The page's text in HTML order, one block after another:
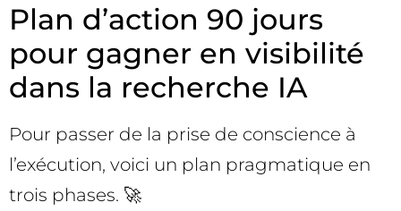
Plan d’action 90 jours
pour gagner en visibilité
dans la recherche IA
Pour passer de la prise de conscience à
l’exécution, voici un plan pragmatique en
trois phases. 🚀